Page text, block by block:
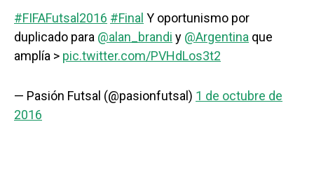
#FIFAFutsal2016 #Final Y oportunismo por
duplicado para @alan_brandi y @Argentina que
amplía > pic.twitter.com/PVHdLos3t2
— Pasión Futsal (@pasionfutsal) 1 de octubre de
2016